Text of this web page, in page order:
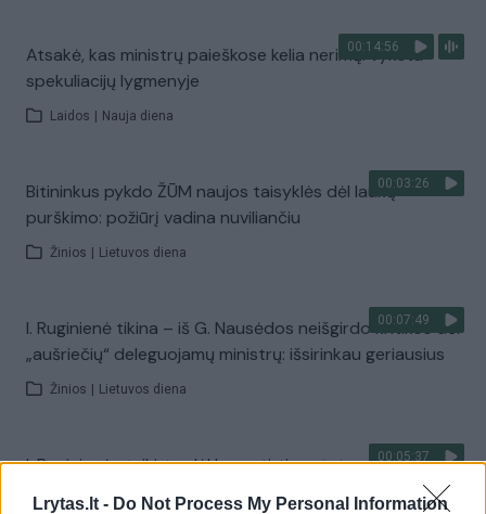
Lrytas.lt - Do Not Process My Personal Information
00:14:56
Atsakė, kas ministrų paieškose kelia nerimą: vyksta
spekuliacijų lygmenyje
Laidos Nauja diena
00:03:26
Bitininkus pykdo ŽŪM naujos taisyklės dėl laukų
purškimo: požiūrį vadina nuviliančiu
Žinios Lietuvos diena
00:07:49
I. Ruginienė tikina – iš G. Nausėdos neišgirdo kritikos dėl
„aušriečių“ deleguojamų ministrų: išsirinkau geriausius
Žinios Lietuvos diena
00:05:37
I. Ruginienė atsikirto dėl be patirties statomų ministrų: